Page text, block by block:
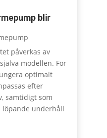
blir
påverkas av
modellen. För
optimalt
efter
samtidigt som
löpande underhåll